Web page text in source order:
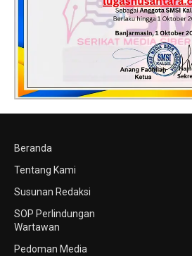
Beranda
Tentang Kami
Susunan Redaksi
SOP Perlindungan
Wartawan
Pedoman Media